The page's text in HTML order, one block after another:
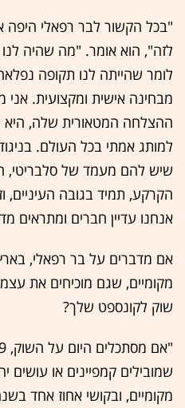
"בכל הקשור לבר רפאלי היפה
לזה", הוא אומר. "מה שהיה לנו
לומר שהייתה לנו תקופה
מבחינה אישית ומקצועית.
ההצלחה המטאורית שלה,
למותג אמתי בכל העולם.
שיש להם מעמד של סלבריטי,
הקרקע, תמיד בגובה העיניים,
אנחנו עדיין חברים ומתראים
אם מדברים על בר רפאלי,
מקומיים, שגם מוכיחים את
שוק לקונספט שלך?
שמובילים קמפיינים או עושים
מקומיים, ובקושי אחוז אחד